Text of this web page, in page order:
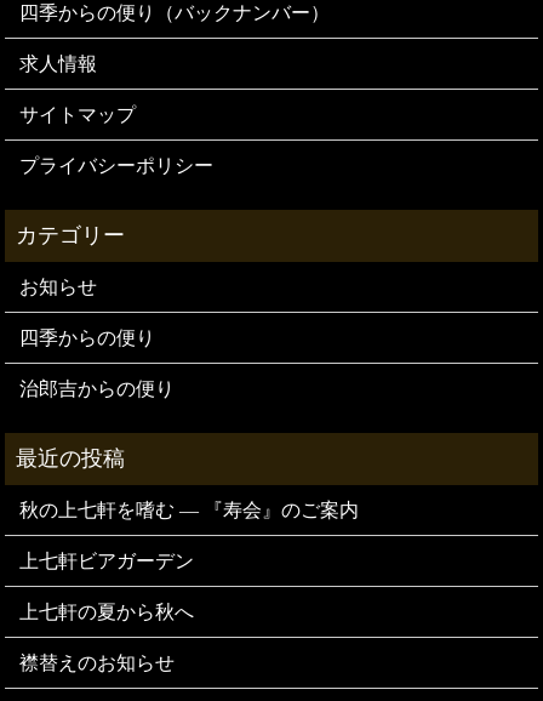
四季からの便り（バックナンバー）
求人情報
サイトマップ
プライバシーポリシー
お知らせ
四季からの便り
治郎吉からの便り
秋の上七軒を嗜む — 『寿会』のご案内
上七軒ビアガーデン
上七軒の夏から秋へ
襟替えのお知らせ